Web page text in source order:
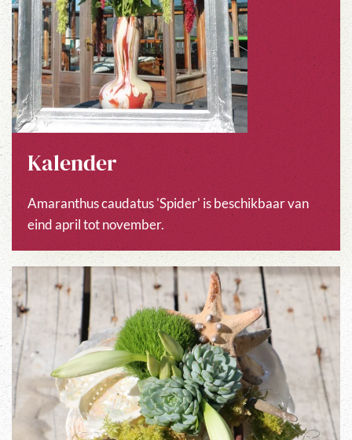
Kalender
Amaranthus caudatus 'Spider' is beschikbaar van
eind april tot november.